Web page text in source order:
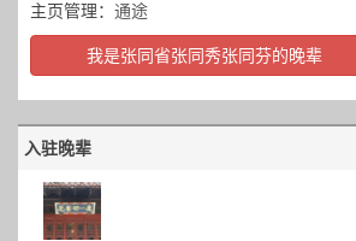
主页管理： 通途
我是张同省张同秀张同芬的晚辈
入驻晚辈